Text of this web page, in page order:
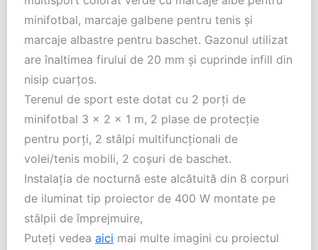
minifotbal, marcaje galbene pentru tenis și
marcaje albastre pentru baschet. Gazonul utilizat
are înaltimea firului de 20 mm și cuprinde infill din
nisip cuarțos.
Terenul de sport este dotat cu 2 porți de
minifotbal 3 x 2 x 1 m, 2 plase de protecție
pentru porți, 2 stâlpi multifuncționali de
volei/tenis mobili, 2 coșuri de baschet.
Instalația de nocturnă este alcătuită din 8 corpuri
de iluminat tip proiector de 400 W montate pe
stâlpii de împrejmuire,
Puteți vedea aici mai multe imagini cu proiectul